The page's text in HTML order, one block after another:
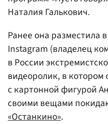
Наталия Галькович.
Ранее она разместила
Instagram (владелец
в России
видеоролик, в котором
с картонной фигурой
своими вещами
«Останкино».